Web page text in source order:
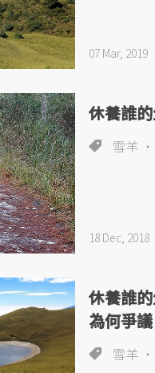
07 Mar, 2019
休養誰
雪羊
18 Dec, 2018
休養誰
為何爭議
雪羊